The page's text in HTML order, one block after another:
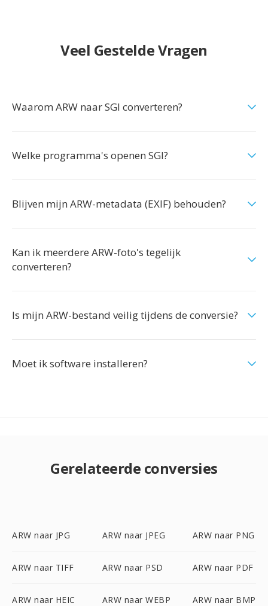
Veel Gestelde Vragen
Waarom ARW naar SGI converteren?
Welke programma's openen SGI?
Blijven mijn ARW-metadata (EXIF) behouden?
Kan ik meerdere ARW-foto's tegelijk
converteren?
Is mijn ARW-bestand veilig tijdens de conversie?
Moet ik software installeren?
Gerelateerde conversies
ARW naar JPG ARW naar JPEG ARW naar PNG
ARW naar TIFF ARW naar PSD ARW naar PDF
ARW naar HEIC ARW naar WEBP ARW naar BMP